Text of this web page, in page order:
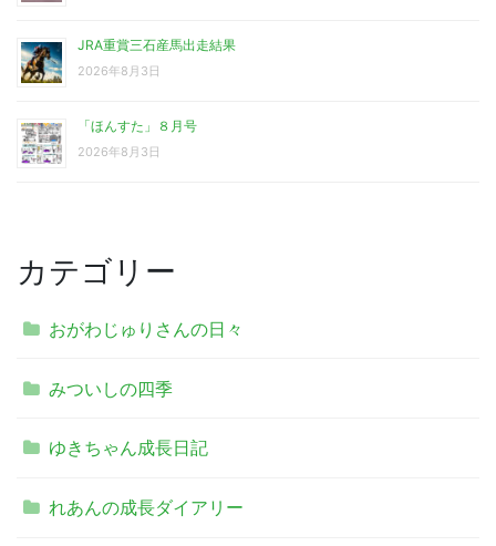
JRA重賞三石産馬出走結果
2026年8月3日
「ほんすた」８月号
2026年8月3日
カテゴリー
おがわじゅりさんの日々
みついしの四季
ゆきちゃん成長日記
れあんの成長ダイアリー